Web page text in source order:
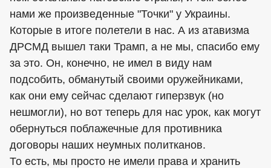
нами же произведенные "Точки" у Украины.
Которые в итоге полетели в нас. А из атавизма
ДРСМД вышел таки Трамп, а не мы, спасибо ему
за это. Он, конечно, не имел в виду нам
подсобить, обманутый своими оружейниками,
как они ему сейчас сделают гиперзвук (но
нешмогли), но вот теперь для нас урок, как могут
обернуться поблажечные для противника
договоры наших неумных политканов.
То есть, мы просто не имели права и хранить